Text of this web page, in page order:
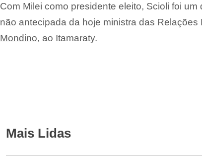
Com Milei como presidente eleito, Scioli foi
não antecipada da hoje ministra das Relações
Mondino, ao Itamaraty.
Mais Lidas